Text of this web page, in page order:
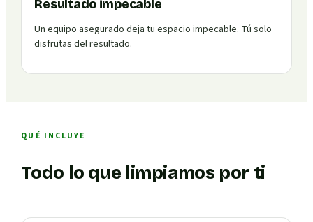
Resultado impecable
Un equipo asegurado deja tu espacio impecable. Tú solo
disfrutas del resultado.
QUÉ INCLUYE
Todo lo que limpiamos por ti